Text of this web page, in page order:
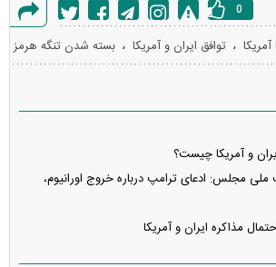
گزارش
خطا
0
، توافق ایران و آمریکا ، بسته شدن تنگه هرمز
و آمریکا چیست؟
مجلس: ادعای ترامپ درباره خروج اورانیوم،
مذاکره ایران و آمریکا